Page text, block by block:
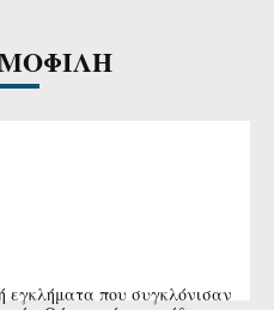
εγκλήματα που συγκλόνισαν